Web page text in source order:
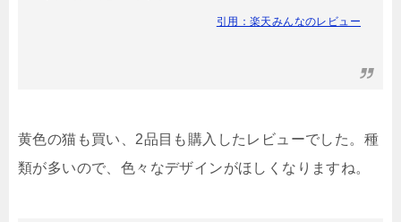
引用：楽天みんなのレビュー
黄色の猫も買い、2品目も購入したレビューでした。種
類が多いので、色々なデザインがほしくなりますね。